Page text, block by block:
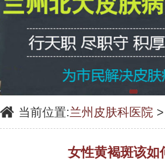
当前位置:兰州皮肤科医院>
女性黄褐斑该如